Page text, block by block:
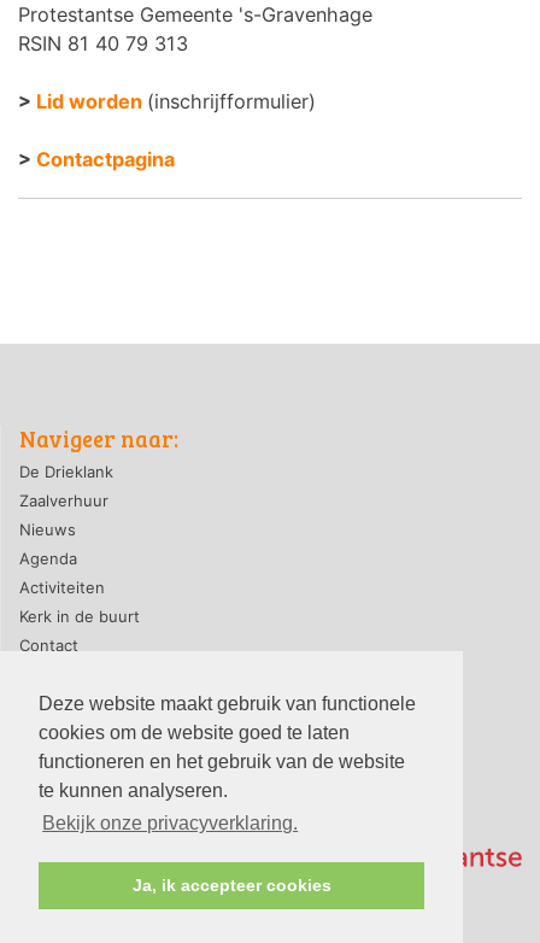
Deze website maakt gebruik van functionele
cookies om de website goed te laten
functioneren en het gebruik van de website
te kunnen analyseren.
Bekijk onze privacyverklaring.
Ja, ik accepteer cookies
Protestantse Gemeente 's-Gravenhage
RSIN 81 40 79 313
> Lid worden (inschrijfformulier)
> Contactpagina
Navigeer naar:
De Drieklank
Zaalverhuur
Nieuws
Agenda
Activiteiten
Kerk in de buurt
Contact
privacyverklaring|contact webmaster
© 2026, PG-De Drieklank